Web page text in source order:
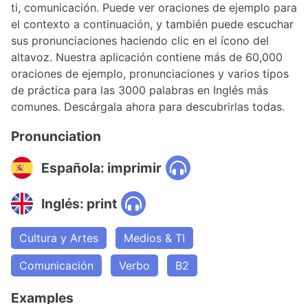
ti, comunicación. Puede ver oraciones de ejemplo para
el contexto a continuación, y también puede escuchar
sus pronunciaciones haciendo clic en el ícono del
altavoz. Nuestra aplicación contiene más de 60,000
oraciones de ejemplo, pronunciaciones y varios tipos
de práctica para las 3000 palabras en Inglés más
comunes. Descárgala ahora para descubrirlas todas.
Pronunciation
Española: imprimir
Inglés: print
Cultura y Artes
Medios & TI
Comunicación
Verbo B2
Examples